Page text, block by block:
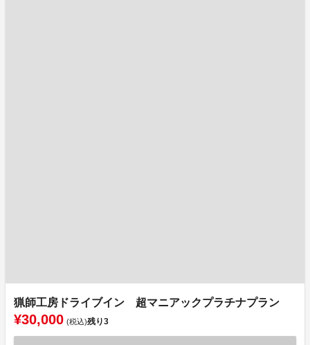
猟師工房ドライブイン 超マニアックプラチナプラン
¥30,000 (税込)残り3